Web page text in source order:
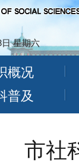
星期六
概况
普及
市社